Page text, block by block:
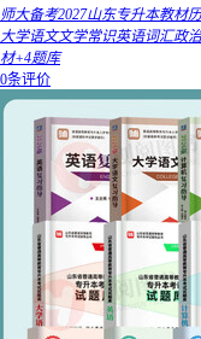
师大备考2027山东专升本教材
大学语文文学常识英语词汇政
材+4题库
0条评价